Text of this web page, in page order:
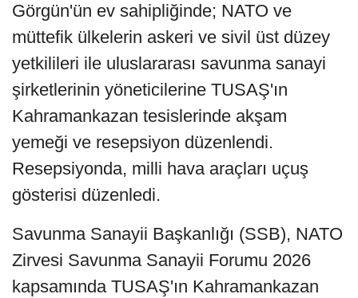
Görgün'ün ev sahipliğinde; NATO ve
müttefik ülkelerin askeri ve sivil üst düzey
yetkilileri ile uluslararası savunma sanayi
şirketlerinin yöneticilerine TUSAŞ'ın
Kahramankazan tesislerinde akşam
yemeği ve resepsiyon düzenlendi.
Resepsiyonda, milli hava araçları uçuş
gösterisi düzenledi.
Savunma Sanayii Başkanlığı (SSB), NATO
Zirvesi Savunma Sanayii Forumu 2026
kapsamında TUSAŞ'ın Kahramankazan